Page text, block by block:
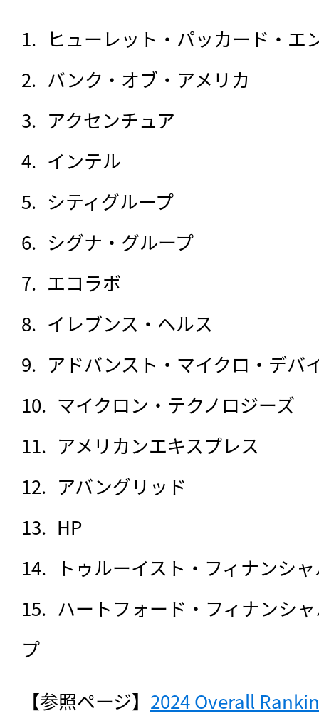
ヒューレット・パッカード・エ
バンク・オブ・アメリカ
アクセンチュア
インテル
シティグループ
シグナ・グループ
エコラボ
イレブンス・ヘルス
アドバンスト・マイクロ・デバ
マイクロン・テクノロジーズ
アメリカンエキスプレス
アバングリッド
HP
トゥルーイスト・フィナンシ
ハートフォード・フィナンシ
プ
【参照ページ】 2024 Overall